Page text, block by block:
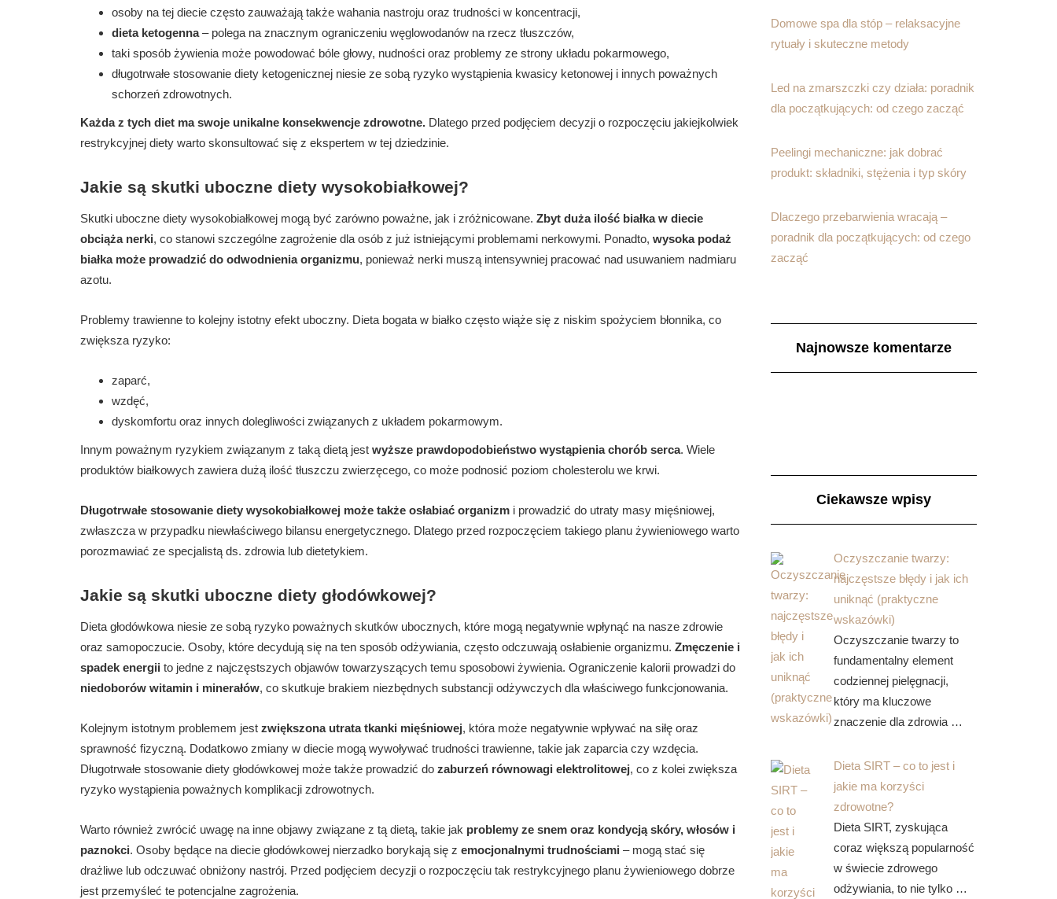
osoby na tej diecie często zauważają także wahania nastroju oraz trudności w koncentracji,
dieta ketogenna– polega na znacznym ograniczeniu węglowodanów na rzecz tłuszczów,
taki sposób żywienia może powodować bóle głowy, nudności oraz problemy ze strony układu pokarmowego,
długotrwałe stosowanie diety ketogenicznej niesie ze sobą ryzyko wystąpienia kwasicy ketonowej i innych poważnych
schorzeń zdrowotnych.
Każda z tych diet ma swoje unikalne konsekwencje zdrowotne. Dlatego przed podjęciem decyzji o rozpoczęciu jakiejkolwiek
restrykcyjnej diety warto skonsultować się z ekspertem w tej dziedzinie.
Jakie są skutki uboczne diety wysokobiałkowej?
Skutki uboczne diety wysokobiałkowej mogą być zarówno poważne, jak i zróżnicowane. Zbyt duża ilość białka w diecie
obciąża nerki, co stanowi szczególne zagrożenie dla osób z już istniejącymi problemami nerkowymi. Ponadto, wysoka podaż
białka może prowadzić do odwodnienia organizmu, ponieważ nerki muszą intensywniej pracować nad usuwaniem nadmiaru
azotu.
Problemy trawienne to kolejny istotny efekt uboczny. Dieta bogata w białko często wiąże się z niskim spożyciem błonnika, co
zwiększa ryzyko:
zaparć,
wzdęć,
dyskomfortu oraz innych dolegliwości związanych z układem pokarmowym.
Innym poważnym ryzykiem związanym z taką dietą jest wyższe prawdopodobieństwo wystąpienia chorób serca. Wiele
produktów białkowych zawiera dużą ilość tłuszczu zwierzęcego, co może podnosić poziom cholesterolu we krwi.
Długotrwałe stosowanie diety wysokobiałkowej może także osłabiać organizm i prowadzić do utraty masy mięśniowej,
zwłaszcza w przypadku niewłaściwego bilansu energetycznego. Dlatego przed rozpoczęciem takiego planu żywieniowego warto
porozmawiać ze specjalistą ds. zdrowia lub dietetykiem.
Jakie są skutki uboczne diety głodówkowej?
Dieta głodówkowa niesie ze sobą ryzyko poważnych skutków ubocznych, które mogą negatywnie wpłynąć na nasze zdrowie
oraz samopoczucie. Osoby, które decydują się na ten sposób odżywiania, często odczuwają osłabienie organizmu. Zmęczenie i
spadek energii to jedne z najczęstszych objawów towarzyszących temu sposobowi żywienia. Ograniczenie kalorii prowadzi do
niedoborów witamin i minerałów, co skutkuje brakiem niezbędnych substancji odżywczych dla właściwego funkcjonowania.
Kolejnym istotnym problemem jest zwiększona utrata tkanki mięśniowej, która może negatywnie wpływać na siłę oraz
sprawność fizyczną. Dodatkowo zmiany w diecie mogą wywoływać trudności trawienne, takie jak zaparcia czy wzdęcia.
Długotrwałe stosowanie diety głodówkowej może także prowadzić do zaburzeń równowagi elektrolitowej, co z kolei zwiększa
ryzyko wystąpienia poważnych komplikacji zdrowotnych.
Warto również zwrócić uwagę na inne objawy związane z tą dietą, takie jak problemy ze snem oraz kondycją skóry, włosów i
paznokci. Osoby będące na diecie głodówkowej nierzadko borykają się z emocjonalnymi trudnościami – mogą stać się
drażliwe lub odczuwać obniżony nastrój. Przed podjęciem decyzji o rozpoczęciu tak restrykcyjnego planu żywieniowego dobrze
jest przemyśleć te potencjalne zagrożenia.
Domowe spa dla stóp – relaksacyjne
rytuały i skuteczne metody
Led na zmarszczki czy działa: poradnik
dla początkujących: od czego zacząć
Peelingi mechaniczne: jak dobrać
produkt: składniki, stężenia i typ skóry
Dlaczego przebarwienia wracają –
poradnik dla początkujących: od czego
zacząć
Najnowsze komentarze
Ciekawsze wpisy
Oczyszczanie twarzy:
najczęstsze błędy i jak ich
uniknąć (praktyczne
wskazówki)
Oczyszczanie twarzy to
fundamentalny element
codziennej pielęgnacji,
który ma kluczowe
znaczenie dla zdrowia …
Dieta SIRT – co to jest i
jakie ma korzyści
zdrowotne?
Dieta SIRT, zyskująca
coraz większą popularność
w świecie zdrowego
odżywiania, to nie tylko …